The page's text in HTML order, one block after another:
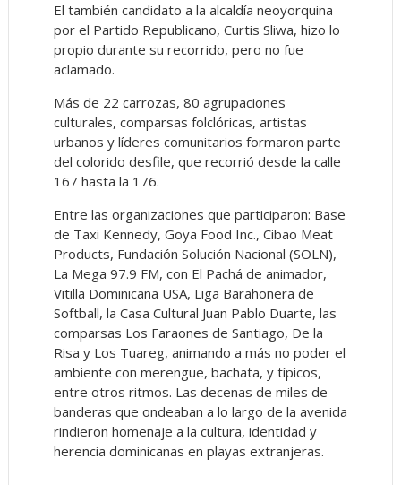
El también candidato a la alcaldía neoyorquina
por el Partido Republicano, Curtis Sliwa, hizo lo
propio durante su recorrido, pero no fue
aclamado.
Más de 22 carrozas, 80 agrupaciones
culturales, comparsas folclóricas, artistas
urbanos y líderes comunitarios formaron parte
del colorido desfile, que recorrió desde la calle
167 hasta la 176.
Entre las organizaciones que participaron: Base
de Taxi Kennedy, Goya Food Inc., Cibao Meat
Products, Fundación Solución Nacional (SOLN),
La Mega 97.9 FM, con El Pachá de animador,
Vitilla Dominicana USA, Liga Barahonera de
Softball, la Casa Cultural Juan Pablo Duarte, las
comparsas Los Faraones de Santiago, De la
Risa y Los Tuareg, animando a más no poder el
ambiente con merengue, bachata, y típicos,
entre otros ritmos. Las decenas de miles de
banderas que ondeaban a lo largo de la avenida
rindieron homenaje a la cultura, identidad y
herencia dominicanas en playas extranjeras.